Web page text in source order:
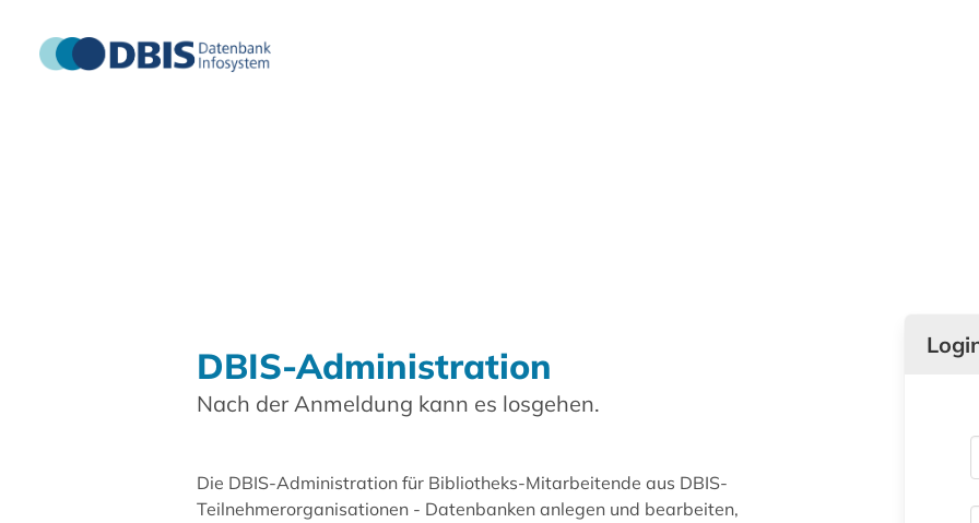
DBIS-Administration
Nach der Anmeldung kann es losgehen.
Die DBIS-Administration für Bibliotheks-Mitarbeitende aus DBIS-
Teilnehmerorganisationen - Datenbanken anlegen und bearbeiten,